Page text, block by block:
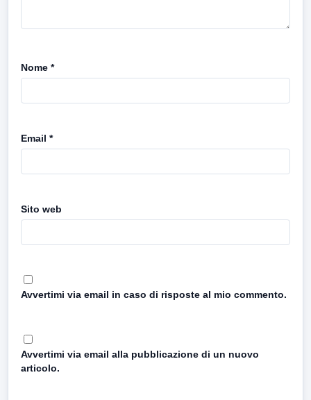
Nome *
Email *
Sito web
Avvertimi via email in caso di risposte al mio commento.
Avvertimi via email alla pubblicazione di un nuovo
articolo.